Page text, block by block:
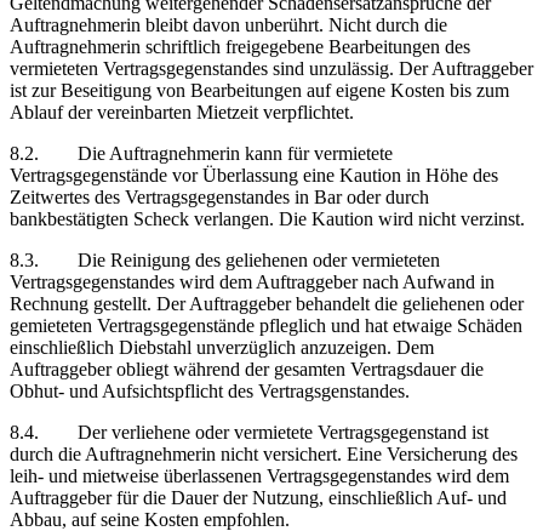
Auftragnehmerin bleibt davon unberührt. Nicht durch die
Auftragnehmerin schriftlich freigegebene Bearbeitungen des
vermieteten Vertragsgegenstandes sind unzulässig. Der Auftraggeber
ist zur Beseitigung von Bearbeitungen auf eigene Kosten bis zum
Ablauf der vereinbarten Mietzeit verpflichtet.
8.2. Die Auftragnehmerin kann für vermietete
Vertragsgegenstände vor Überlassung eine Kaution in Höhe des
Zeitwertes des Vertragsgegenstandes in Bar oder durch
bankbestätigten Scheck verlangen. Die Kaution wird nicht verzinst.
8.3. Die Reinigung des geliehenen oder vermieteten
Vertragsgegenstandes wird dem Auftraggeber nach Aufwand in
Rechnung gestellt. Der Auftraggeber behandelt die geliehenen oder
gemieteten Vertragsgegenstände pfleglich und hat etwaige Schäden
einschließlich Diebstahl unverzüglich anzuzeigen. Dem
Auftraggeber obliegt während der gesamten Vertragsdauer die
Obhut- und Aufsichtspflicht des Vertragsgenstandes.
8.4. Der verliehene oder vermietete Vertragsgegenstand ist
durch die Auftragnehmerin nicht versichert. Eine Versicherung des
leih- und mietweise überlassenen Vertragsgegenstandes wird dem
Auftraggeber für die Dauer der Nutzung, einschließlich Auf- und
Abbau, auf seine Kosten empfohlen.